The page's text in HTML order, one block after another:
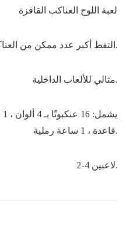
لعبة اللوح العناكب القافزة
التقط أكبر عدد ممكن من العناكب على الشبكة قبل نفاد الوقت.
مثالي للألعاب الداخلية.
قاعدة ، 1 ساعة رملية.
2-4 لاعبين.